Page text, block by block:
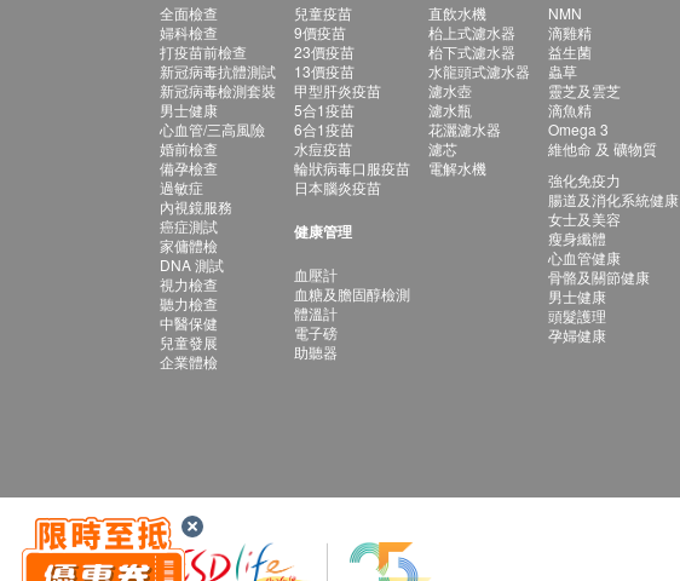
全面檢查
婦科檢查
打疫苗前檢查
新冠病毒抗體測試
新冠病毒檢測套裝
男士健康
心血管/三高風險
婚前檢查
備孕檢查
過敏症
內視鏡服務
癌症測試
家傭體檢
DNA 測試
視力檢查
聽力檢查
中醫保健
兒童發展
企業體檢
兒童疫苗
9價疫苗
23價疫苗
13價疫苗
甲型肝炎疫苗
5合1疫苗
6合1疫苗
水痘疫苗
輪狀病毒口服疫苗
日本腦炎疫苗
健康管理
血壓計
血糖及膽固醇檢測
體溫計
電子磅
助聽器
直飲水機
枱上式濾水器
枱下式濾水器
水龍頭式濾水器
濾水壺
濾水瓶
花灑濾水器
濾芯
電解水機
NMN
滴雞精
益生菌
蟲草
靈芝及雲芝
滴魚精
Omega 3
維他命 及 礦物質
強化免疫力
腸道及消化系統健康
女士及美容
瘦身纖體
心血管健康
骨骼及關節健康
男士健康
頭髮護理
孕婦健康